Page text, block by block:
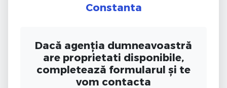
Constanta
Dacă agenția dumneavoastră
are proprietati disponibile,
completează formularul și te
vom contacta